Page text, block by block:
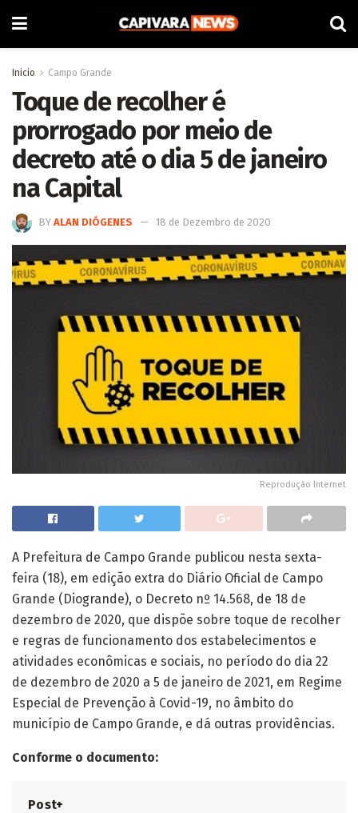
Inicio Campo Grande
Toque de recolher é
prorrogado por meio de
decreto até o dia 5 de janeiro
na Capital
BY ALAN DIÓGENES 18 de Dezembro de 2020
Reprodução Internet
A Prefeitura de Campo Grande publicou nesta sexta-
feira (18), em edição extra do Diário Oficial de Campo
Grande (Diogrande), o Decreto nº 14.568, de 18 de
dezembro de 2020, que dispõe sobre toque de recolher
e regras de funcionamento dos estabelecimentos e
atividades econômicas e sociais, no período do dia 22
de dezembro de 2020 a 5 de janeiro de 2021, em Regime
Especial de Prevenção à Covid-19, no âmbito do
município de Campo Grande, e dá outras providências.
Conforme o documento:
Post+